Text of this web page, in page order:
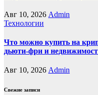
Авг 10, 2026 Admin
Технологии
Что можно купить на
дьюти-фри и
Авг 10, 2026 Admin
Свежие записи